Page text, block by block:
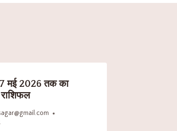
मई 2026 तक का
राशिफल